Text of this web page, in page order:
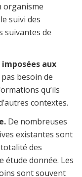
organisme
suivi des
suivantes de
aux
besoin de
qu’ils
contextes.
De nombreuses
existantes sont
des
étude donnée. Les
sont souvent